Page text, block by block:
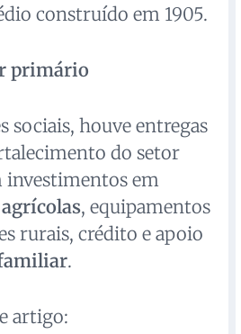
construído em 1905.
primário
sociais, houve entregas
do setor
em
, equipamentos
rurais, crédito e apoio
.
artigo: